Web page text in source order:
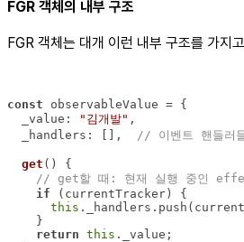
FGR 객체의 내부 구조
FGR 객체는 대개 이런 내부 구조를 가지
const
_value : "김개발"
_handlers : [], // 이벤트 핸들러
get ( )
// get할 때: 현재 실행 중인
if
this
return this